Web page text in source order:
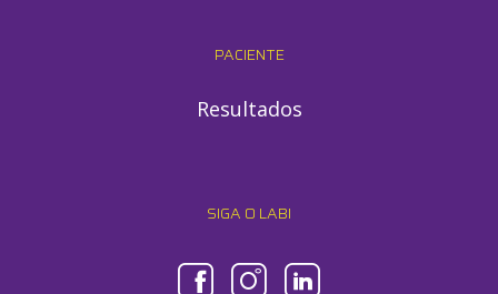
PACIENTE
Resultados
SIGA O LABI